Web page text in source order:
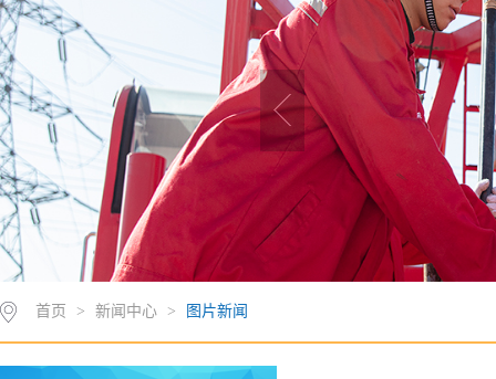
首页 > 新闻中心 > 图片新闻